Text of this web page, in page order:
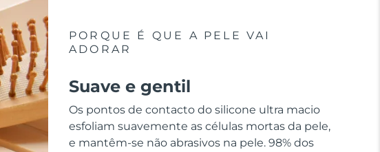
PORQUE É QUE A PELE VAI
ADORAR
Suave e gentil
Os pontos de contacto do silicone ultra macio
esfoliam suavemente as células mortas da pele,
e mantêm-se não abrasivos na pele. 98% dos